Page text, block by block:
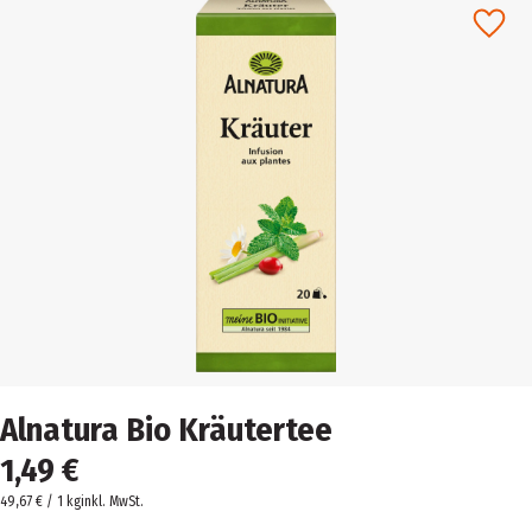
Alnatura Bio Kräutertee
1,49 €
49,67 € / 1 kginkl. MwSt.